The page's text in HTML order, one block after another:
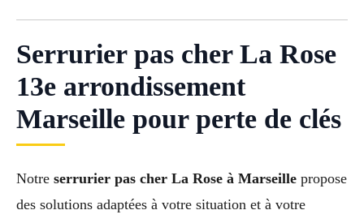
Serrurier pas cher La Rose
13e arrondissement
Marseille pour perte de clés
Notre serrurier pas cher La Rose à Marseille propose
des solutions adaptées à votre situation et à votre